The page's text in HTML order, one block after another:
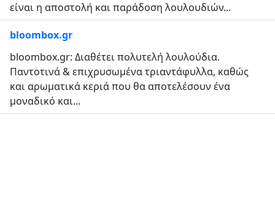
είναι η αποστολή και παράδοση λουλουδιών...
bloombox.gr
bloombox.gr: Διαθέτει πολυτελή λουλούδια.
Παντοτινά & επιχρυσωμένα τριαντάφυλλα, καθώς
και αρωματικά κεριά που θα αποτελέσουν ένα
μοναδικό και...